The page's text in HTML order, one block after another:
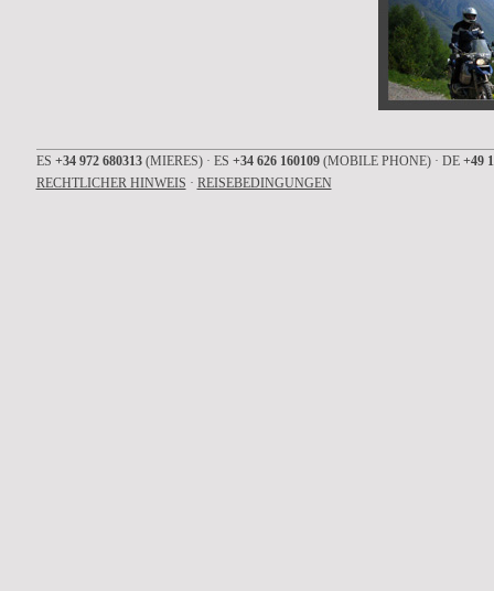
ES +34 972 680313(MIERES) · ES +34 626 160109(MOBILE PHONE) · DE +49
RECHTLICHER HINWEIS · REISEBEDINGUNGEN